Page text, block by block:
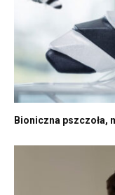
Bioniczna pszczoła,